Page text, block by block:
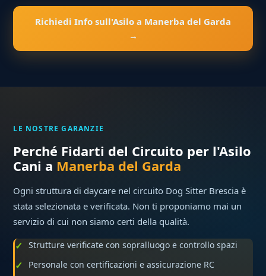
Richiedi Info sull'Asilo a Manerba del Garda
→
LE NOSTRE GARANZIE
Perché Fidarti del Circuito per l'Asilo
Cani a Manerba del Garda
Ogni struttura di daycare nel circuito Dog Sitter Brescia è
stata selezionata e verificata. Non ti proponiamo mai un
servizio di cui non siamo certi della qualità.
Strutture verificate con sopralluogo e controllo spazi
Personale con certificazioni e assicurazione RC